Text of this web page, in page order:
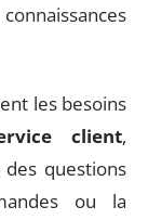
les besoins
client,
des questions
ou la